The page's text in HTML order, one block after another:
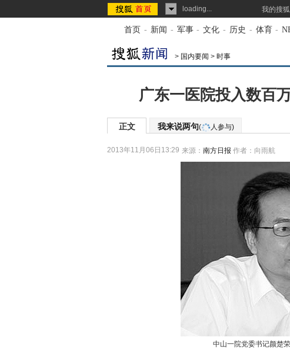
loading... 我的搜狐
首页 - 新闻 - 军事 - 文化 - 历史 - 体育 -
> 国内要闻 > 时事
广东一医院投入数百
正文 我来说两句( 人参与)
2013年11月06日13:29 来源： 南方日报 作者：向雨航
中山一院党委书记颜楚